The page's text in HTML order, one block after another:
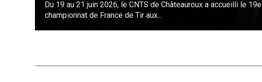
Du 19 au 21 juin 2026, le CNTS de Châteauroux a accueilli le 19e
championnat de France de Tir aux...